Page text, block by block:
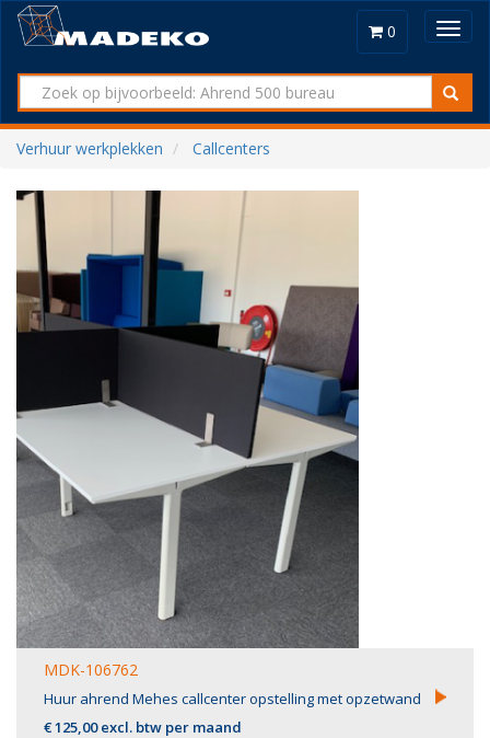
0
Verhuur werkplekken Callcenters
MDK-106762
Huur ahrend Mehes callcenter opstelling met opzetwand
€ 125,00 excl. btw per maand